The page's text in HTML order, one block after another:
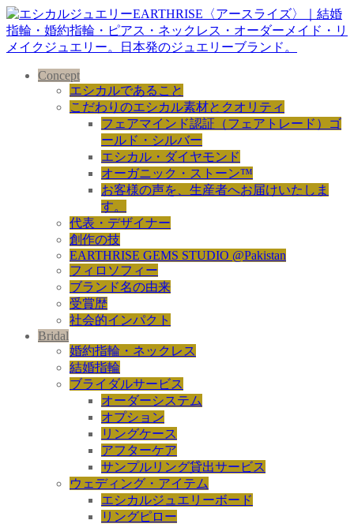
Concept
エシカルであること
こだわりのエシカル素材とクオリティ
フェアマインド認証（フェアトレード）ゴ
ールド・シルバー
エシカル・ダイヤモンド
オーガニック・ストーン™
お客様の声を、生産者へお届けいたしま
す。
代表・デザイナー
創作の技
EARTHRISE GEMS STUDIO @Pakistan
フィロソフィー
ブランド名の由来
受賞歴
社会的インパクト
Bridal
婚約指輪・ネックレス
結婚指輪
ブライダルサービス
オーダーシステム
オプション
リングケース
アフターケア
サンプルリング貸出サービス
ウェディング・アイテム
エシカルジュエリーボード
リングピロー